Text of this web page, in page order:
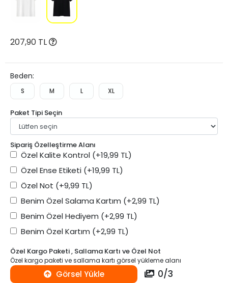
207,90 TL
Beden:
S M L XL
Paket Tipi Seçin
Sipariş Özelleştirme Alanı
Özel Kalite Kontrol (+19,99 TL)
Özel Ense Etiketi (+19,99 TL)
Özel Not (+9,99 TL)
Benim Özel Salama Kartım (+2,99 TL)
Benim Özel Hediyem (+2,99 TL)
Benim Özel Kartım (+2,99 TL)
Özel Kargo Paketi , Sallama Kartı ve Özel Not
Özel kargo paketi ve sallama kartı görsel yükleme alanı
Görsel Yükle 0/3